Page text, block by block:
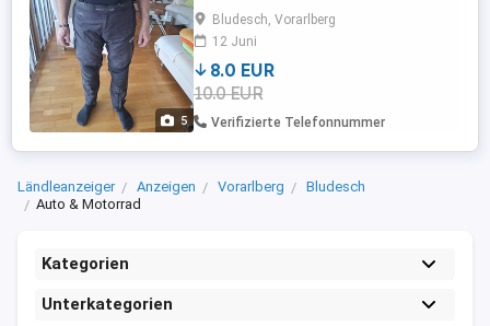
5
Hosenträger können auch abgenommen
werden leichte Gebrauchsspuren
Bludesch, Vorarlberg
12 Juni
8.0 EUR
10.0 EUR
Verifizierte Telefonnummer
Ländleanzeiger Anzeigen Vorarlberg
Bludesch
Auto & Motorrad
Kategorien
Unterkategorien